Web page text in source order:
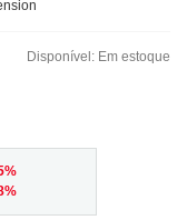
Disponível: Em estoque
%
%